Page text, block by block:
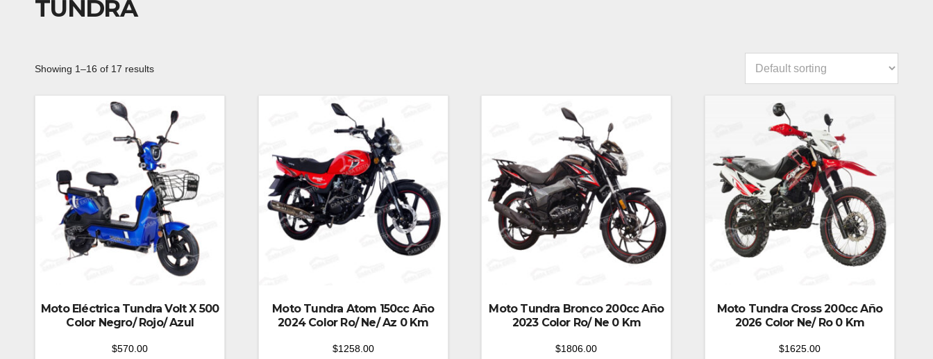
TUNDRA
Showing 1–16 of 17 results
Moto Eléctrica Tundra Volt X 500
Color Negro/ Rojo/ Azul
$570.00
Moto Tundra Atom 150cc Año
2024 Color Ro/ Ne/ Az 0 Km
$1258.00
Moto Tundra Bronco 200cc Año
2023 Color Ro/ Ne 0 Km
$1806.00
Moto Tundra Cross 200cc Año
2026 Color Ne/ Ro 0 Km
$1625.00